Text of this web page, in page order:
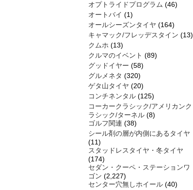
オプトライドプログラム (46)
オートバイ (1)
オールシーズンタイヤ (164)
キャマック/フレッデスタイン (13)
クムホ (13)
クルマのイベント (89)
グッドイヤー (58)
グルメネタ (320)
ゲタ山タイヤ (20)
コンチネンタル (125)
コーカークラシック/アメリカンク
ラシック/ターネル (8)
ゴルフ関連 (38)
シール剤の層が内側にあるタイヤ
(11)
スタッドレスタイヤ・冬タイヤ
(174)
セダン・クーペ・ステーションワ
ゴン (2,227)
センター穴無しホイール (40)